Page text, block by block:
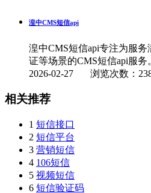
湟中CMS短信api
湟中CMS短信api专注为服
证等场景的CMS短信api服务
2026-02-27 浏览次数：
相关推荐
1 短信接口
2 短信平台
3 营销短信
4 106短信
5 视频短信
6 短信验证码